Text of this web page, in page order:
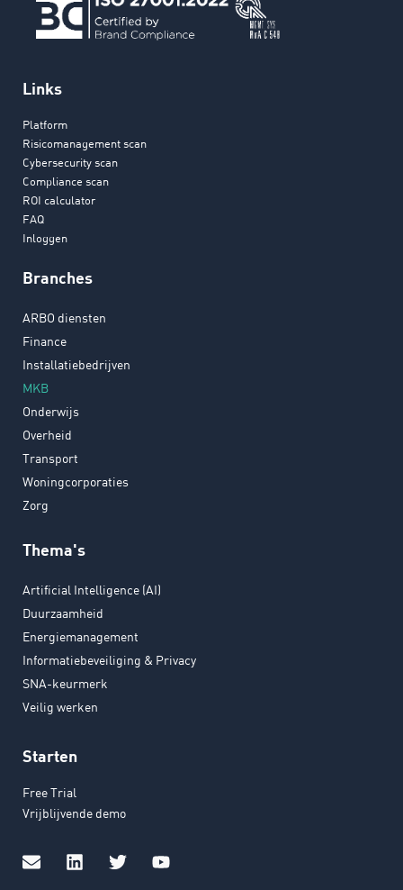
Links
Platform
Risicomanagement scan
Cybersecurity scan
Compliance scan
ROI calculator
FAQ
Inloggen
Branches
ARBO diensten
Finance
Installatiebedrijven
MKB
Onderwijs
Overheid
Transport
Woningcorporaties
Zorg
Thema's
Artificial Intelligence (AI)
Duurzaamheid
Energiemanagement
Informatiebeveiliging & Privacy
SNA-keurmerk
Veilig werken
Starten
Free Trial
Vrijblijvende demo